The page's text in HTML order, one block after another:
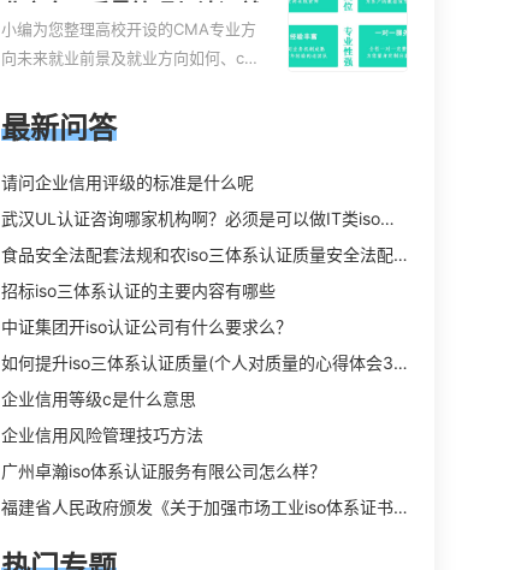
康安全管理体系认证收费标准是什么
相关iso体系认证知识，详情可查看下
业方向
小编为您整理高校开设的CMA专业方
向未来就业前景及就业方向如何、cm
的就业方向、cpa和cma未来就业方
向、大学生考完cma，就哪些就业方
向相关iso体系认证知识，详情可查看
最新问答
请问企业信用评级的标准是什么呢
武汉UL认证咨询哪家机构啊？必须是可以做IT类iso三体系认证UL认证的机构？
食品安全法配套法规和农iso三体系认证质量安全法配套法规分别是什么？
招标iso三体系认证的主要内容有哪些
中证集团开iso认证公司有什么要求么？
如何提升iso三体系认证质量(个人对质量的心得体会300字)
企业信用等级c是什么意思
企业信用风险管理技巧方法
广州卓瀚iso体系认证服务有限公司怎么样？
福建省人民政府颁发《关于加强市场工业iso体系证书质量监督检验与管理的暂行规定》的通知